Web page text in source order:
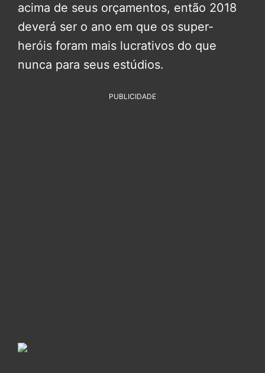
acima de seus orçamentos, então 2018
deverá ser o ano em que os super-
heróis foram mais lucrativos do que
nunca para seus estúdios.
PUBLICIDADE